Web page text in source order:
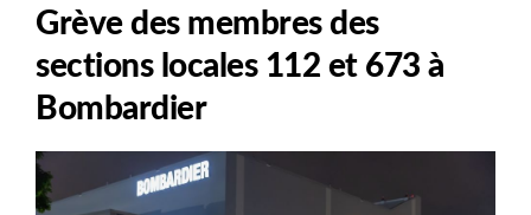
Grève des membres des
sections locales 112 et 673 à
Bombardier
Main
Image